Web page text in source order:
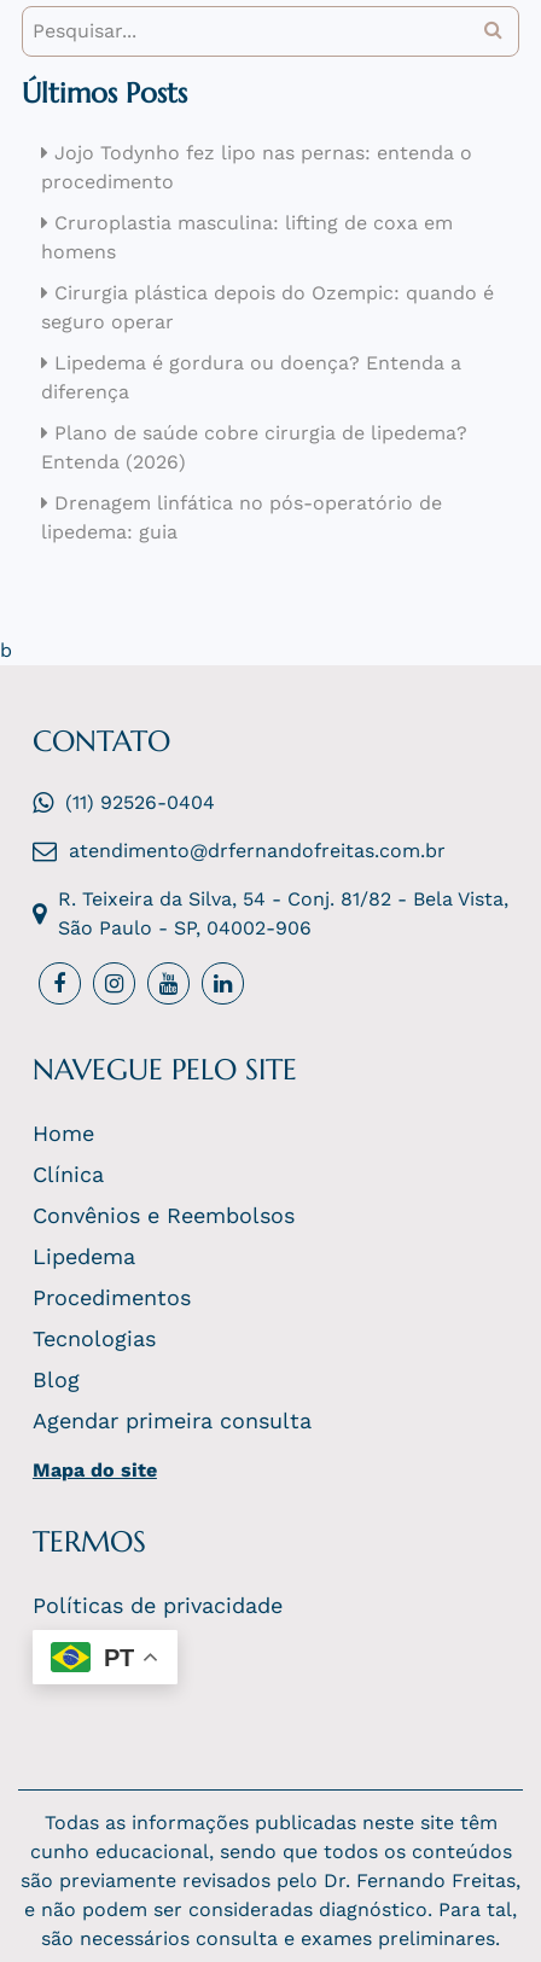
Últimos Posts
Jojo Todynho fez lipo nas pernas: entenda o
procedimento
Cruroplastia masculina: lifting de coxa em
homens
Cirurgia plástica depois do Ozempic: quando é
seguro operar
Lipedema é gordura ou doença? Entenda a
diferença
Plano de saúde cobre cirurgia de lipedema?
Entenda (2026)
Drenagem linfática no pós-operatório de
lipedema: guia
b
CONTATO
(11) 92526-0404
atendimento@drfernandofreitas.com.br
R. Teixeira da Silva, 54 - Conj. 81/82 - Bela Vista,
São Paulo - SP, 04002-906
NAVEGUE PELO SITE
Home
Clínica
Convênios e Reembolsos
Lipedema
Procedimentos
Tecnologias
Blog
Agendar primeira consulta
Mapa do site
TERMOS
Políticas de privacidade
PT
Todas as informações publicadas neste site têm
cunho educacional, sendo que todos os conteúdos
são previamente revisados pelo Dr. Fernando Freitas,
e não podem ser consideradas diagnóstico. Para tal,
são necessários consulta e exames preliminares.